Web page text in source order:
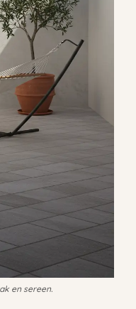
en sereen.